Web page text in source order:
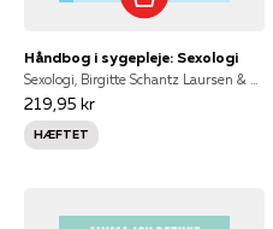
Håndbog i sygepleje: Sexologi
219,95 kr
HÆFTET